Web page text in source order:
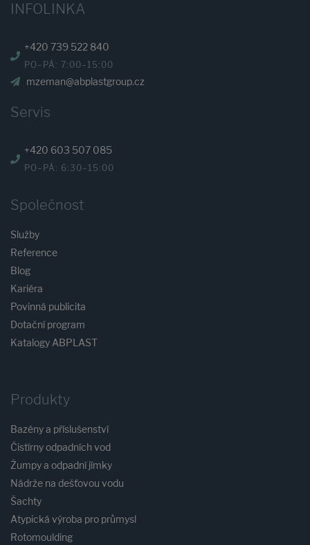
INFOLINKA
+420 739 522 840
PO–PÁ: 7:00–15:00
mzeman@abplastgroup.cz
Servis
+420 603 507 085
PO–PÁ: 6:30–15:00
Společnost
Služby
Reference
Blog
Kariéra
Povinná publicita
Dotační program
Katalogy ABPLAST
Produkty
Bazény a příslušenství
Čistírny odpadních vod
Žumpy a odpadní jímky
Nádrže na dešťovou vodu
Šachty
Atypická výroba pro průmysl
Rotomoulding